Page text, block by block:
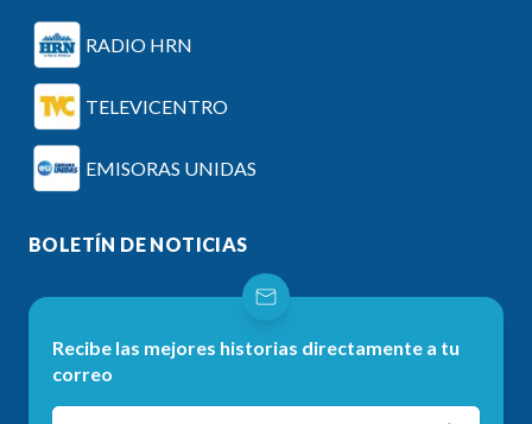
RADIO HRN
TELEVICENTRO
EMISORAS UNIDAS
BOLETÍN DE NOTICIAS
Recibe las mejores historias directamente a tu
correo